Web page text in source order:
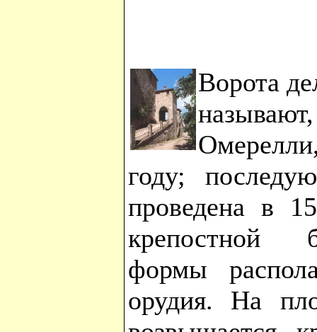
Ворота
году;
проведена в
крепостной
формы
орудия. На